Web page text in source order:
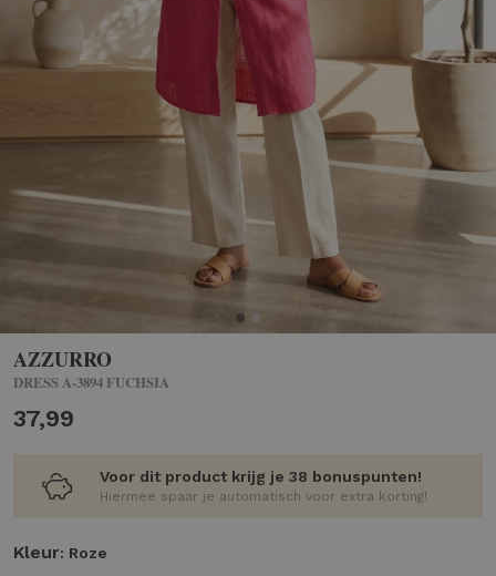
AZZURRO
DRESS A-3894 FUCHSIA
37,99
Voor dit product krijg je 38 bonuspunten!
Hiermee spaar je automatisch voor extra korting!
Kleur: Roze